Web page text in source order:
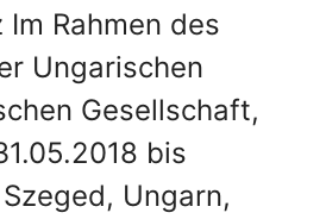
Rahmen des
Ungarischen
Gesellschaft,
bis
Ungarn,